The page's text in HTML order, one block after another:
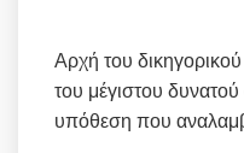
Αρχή του δικηγορικού
του μέγιστου
υπόθεση που